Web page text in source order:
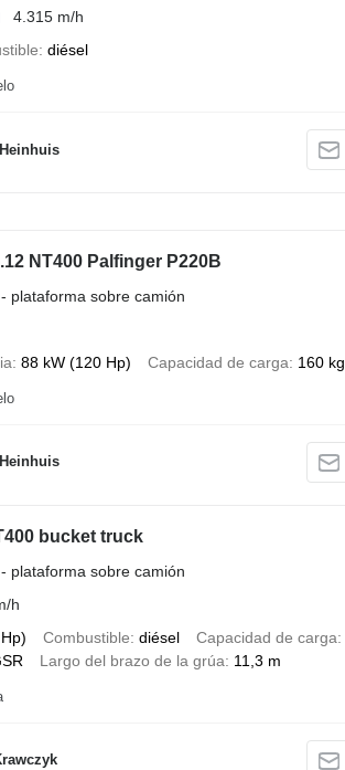
4.315 m/h
diésel
NT400 Palfinger P220B
plataforma sobre camión
88 kW (120 Hp) Capacidad de carga 160 kg
bucket truck
plataforma sobre camión
h
Combustible diésel Capacidad de carga
Largo del brazo de la grúa 11,3 m